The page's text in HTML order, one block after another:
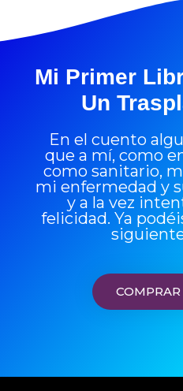
Mi Primer
Un
En el cuento
que a mí, como
como sanitario,
mi enfermedad y
y a la vez
felicidad. Ya